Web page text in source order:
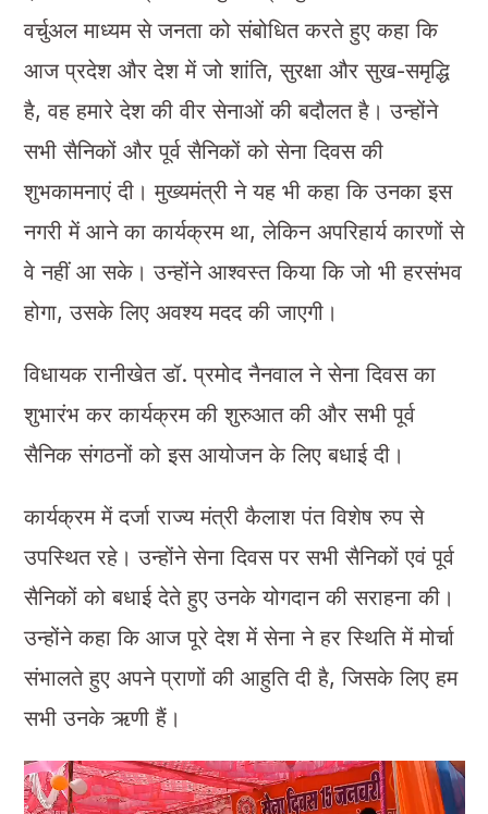
वर्चुअल माध्यम से जनता को संबोधित करते हुए कहा कि
आज प्रदेश और देश में जो शांति, सुरक्षा और सुख-समृद्धि
है, वह हमारे देश की वीर सेनाओं की बदौलत है। उन्होंने
सभी सैनिकों और पूर्व सैनिकों को सेना दिवस की
शुभकामनाएं दी। मुख्यमंत्री ने यह भी कहा कि उनका इस
नगरी में आने का कार्यक्रम था, लेकिन अपरिहार्य कारणों से
वे नहीं आ सके। उन्होंने आश्वस्त किया कि जो भी हरसंभव
होगा, उसके लिए अवश्य मदद की जाएगी।
विधायक रानीखेत डॉ. प्रमोद नैनवाल ने सेना दिवस का
शुभारंभ कर कार्यक्रम की शुरुआत की और सभी पूर्व
सैनिक संगठनों को इस आयोजन के लिए बधाई दी।
कार्यक्रम में दर्जा राज्य मंत्री कैलाश पंत विशेष रुप से
उपस्थित रहे। उन्होंने सेना दिवस पर सभी सैनिकों एवं पूर्व
सैनिकों को बधाई देते हुए उनके योगदान की सराहना की।
उन्होंने कहा कि आज पूरे देश में सेना ने हर स्थिति में मोर्चा
संभालते हुए अपने प्राणों की आहुति दी है, जिसके लिए हम
सभी उनके ऋणी हैं।